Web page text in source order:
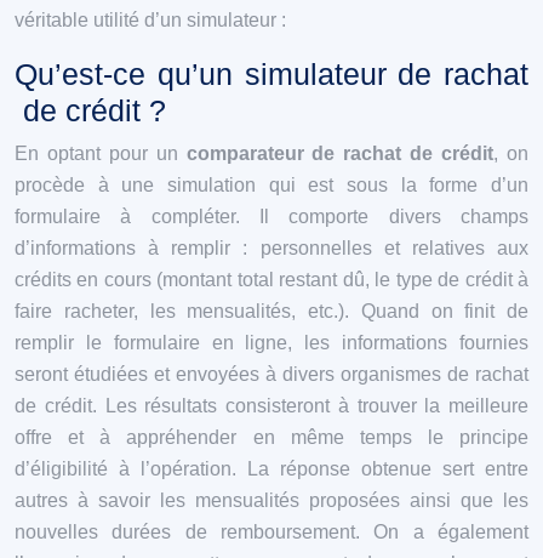
véritable utilité d’un simulateur :
Qu’est-ce qu’un simulateur de rachat
de crédit ?
En optant pour un comparateur de rachat de crédit, on
procède à une simulation qui est sous la forme d’un
formulaire à compléter. Il comporte divers champs
d’informations à remplir : personnelles et relatives aux
crédits en cours (montant total restant dû, le type de crédit à
faire racheter, les mensualités, etc.). Quand on finit de
remplir le formulaire en ligne, les informations fournies
seront étudiées et envoyées à divers organismes de rachat
de crédit. Les résultats consisteront à trouver la meilleure
offre et à appréhender en même temps le principe
d’éligibilité à l’opération. La réponse obtenue sert entre
autres à savoir les mensualités proposées ainsi que les
nouvelles durées de remboursement. On a également